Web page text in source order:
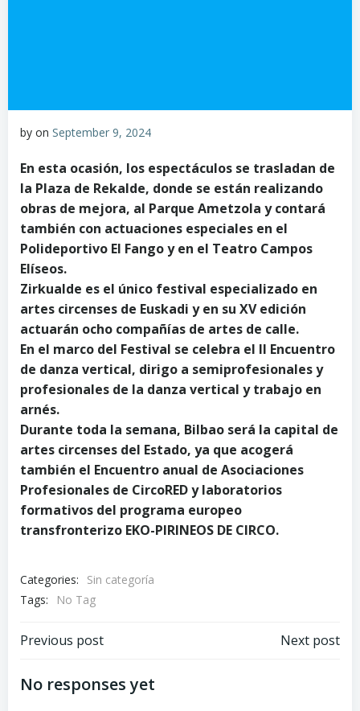
by on September 9, 2024
En esta ocasión, los espectáculos se trasladan de
la Plaza de Rekalde, donde se están realizando
obras de mejora, al Parque Ametzola y contará
también con actuaciones especiales en el
Polideportivo El Fango y en el Teatro Campos
Elíseos.
Zirkualde es el único festival especializado en
artes circenses de Euskadi y en su XV edición
actuarán ocho compañías de artes de calle.
En el marco del Festival se celebra el II Encuentro
de danza vertical, dirigo a semiprofesionales y
profesionales de la danza vertical y trabajo en
arnés.
Durante toda la semana, Bilbao será la capital de
artes circenses del Estado, ya que acogerá
también el Encuentro anual de Asociaciones
Profesionales de CircoRED y laboratorios
formativos del programa europeo
transfronterizo EKO-PIRINEOS DE CIRCO.
Categories:
Sin categoría
Tags:
No Tag
Post
navigation
Previous post Next post
No responses yet